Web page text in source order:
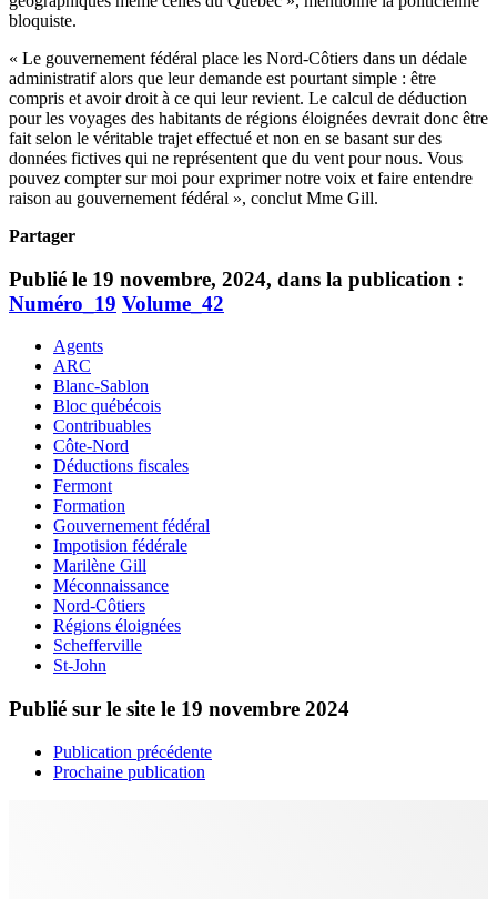
bloquiste.
« Le gouvernement fédéral place les Nord-Côtiers dans un dédale
administratif alors que leur demande est pourtant simple : être
compris et avoir droit à ce qui leur revient. Le calcul de déduction
pour les voyages des habitants de régions éloignées devrait donc être
fait selon le véritable trajet effectué et non en se basant sur des
données fictives qui ne représentent que du vent pour nous. Vous
pouvez compter sur moi pour exprimer notre voix et faire entendre
raison au gouvernement fédéral », conclut Mme Gill.
Partager
Publié le 19 novembre, 2024, dans la publication :
Numéro_19 Volume_42
Agents
ARC
Blanc-Sablon
Bloc québécois
Contribuables
Côte-Nord
Déductions fiscales
Fermont
Formation
Gouvernement fédéral
Impotision fédérale
Marilène Gill
Méconnaissance
Nord-Côtiers
Régions éloignées
Schefferville
St-John
Publié sur le site le 19 novembre 2024
Publication précédente
Prochaine publication